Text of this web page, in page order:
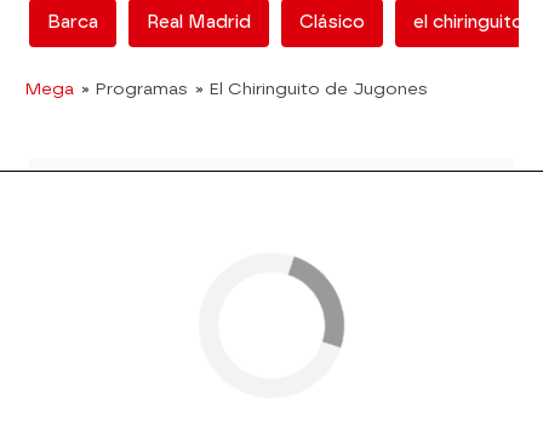
Barca Real Madrid Clásico el chiringuito
Mega » Programas » El Chiringuito de Jugones